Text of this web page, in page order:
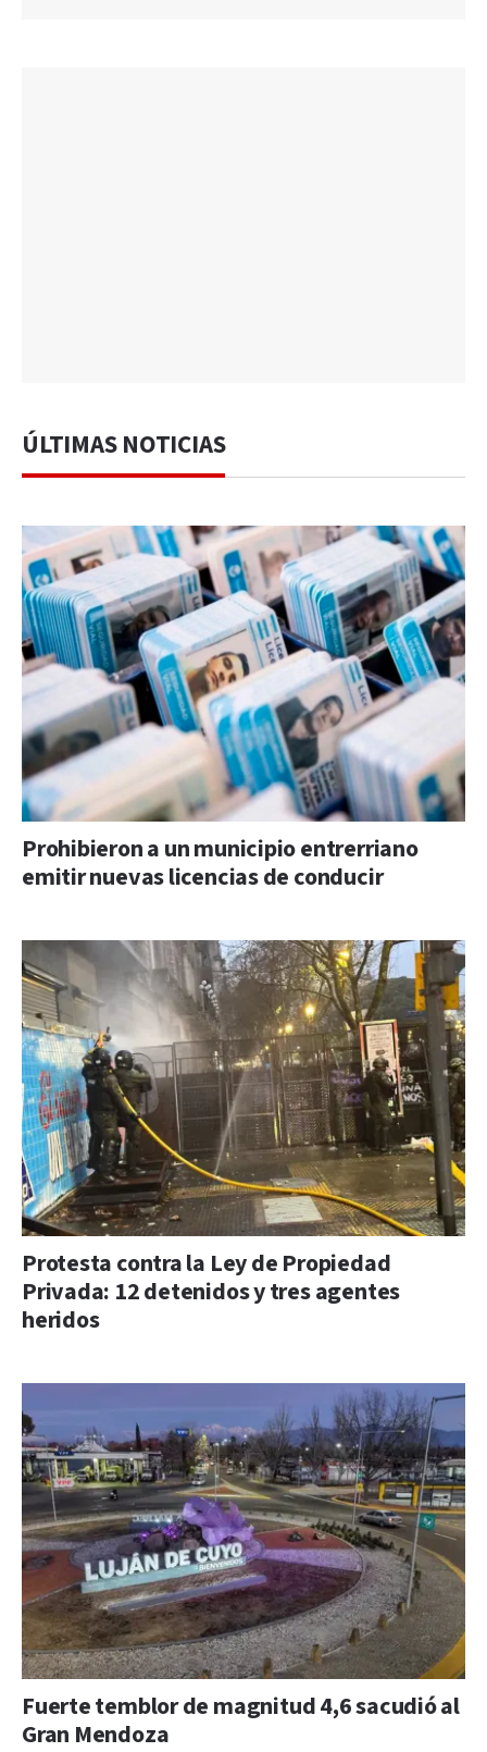
ÚLTIMAS NOTICIAS
Prohibieron a un municipio entrerriano
emitir nuevas licencias de conducir
Protesta contra la Ley de Propiedad
Privada: 12 detenidos y tres agentes
heridos
Fuerte temblor de magnitud 4,6 sacudió al
Gran Mendoza